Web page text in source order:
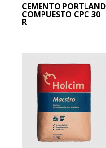
CEMENTO PORTLAND
COMPUESTO CPC 30
R